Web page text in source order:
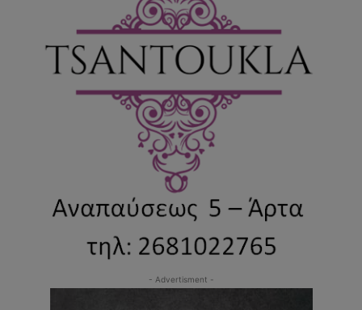
- Advertisment -